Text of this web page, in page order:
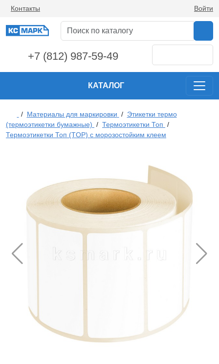
Контакты Войти
+7 (812) 987-59-49
КАТАЛОГ
/ Материалы для маркировки / Этикетки термо
(термоэтикетки бумажные) / Термоэтикетки Топ /
Термоэтикетки Топ (TOP) с морозостойким клеем